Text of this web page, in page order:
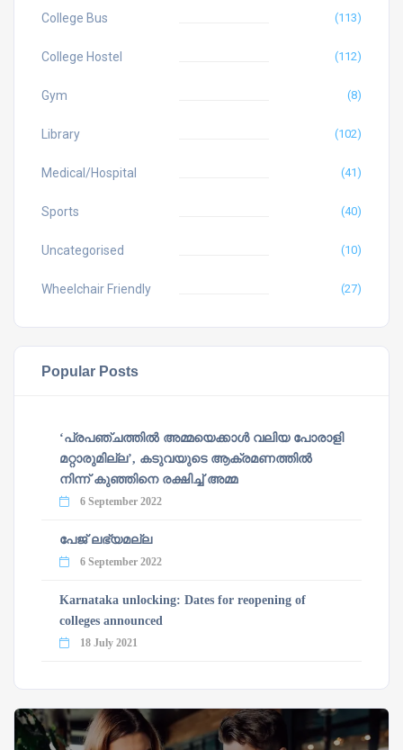
College Bus (113)
College Hostel (112)
Gym (8)
Library (102)
Medical/Hospital (41)
Sports (40)
Uncategorised (10)
Wheelchair Friendly (27)
Popular Posts
‘പ്രപഞ്ചത്തില്‍ അമ്മയെക്കാള്‍ വലിയ പോരാളി
മറ്റാരുമില്ല’, കടുവയുടെ ആക്രമണത്തില്‍
നിന്ന് കുഞ്ഞിനെ രക്ഷിച്ച് അമ്മ
6 September 2022
പേജ് ലഭ്യമല്ല
6 September 2022
Karnataka unlocking: Dates for reopening of
colleges announced
18 July 2021